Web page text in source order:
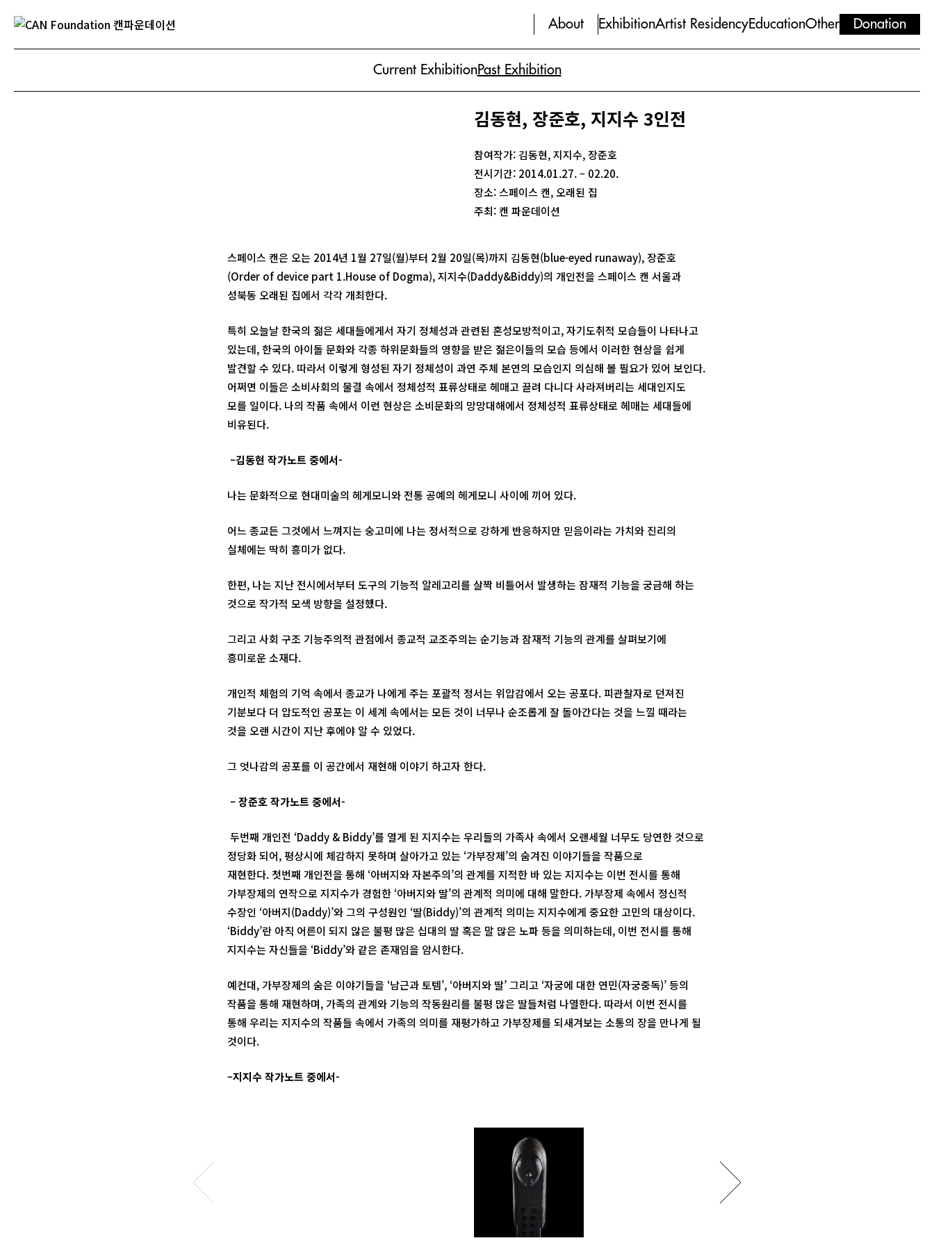
About ExhibitionArtist ResidencyEducationOther Donation
Current ExhibitionPast Exhibition
김동현, 장준호, 지지수 3인전
참여작가: 김동현, 지지수, 장준호
전시기간: 2014.01.27. – 02.20.
장소: 스페이스 캔, 오래된 집
주최: 캔 파운데이션
스페이스 캔은 오는 2014년 1월 27일(월)부터 2월 20일(목)까지 김동현(blue-eyed runaway), 장준호
(Order of device part 1.House of Dogma), 지지수(Daddy&Biddy)의 개인전을 스페이스 캔 서울과
성북동 오래된 집에서 각각 개최한다.
특히 오늘날 한국의 젊은 세대들에게서 자기 정체성과 관련된 혼성모방적이고, 자기도취적 모습들이 나타나고
있는데, 한국의 아이돌 문화와 각종 하위문화들의 영향을 받은 젊은이들의 모습 등에서 이러한 현상을 쉽게
발견할 수 있다. 따라서 이렇게 형성된 자기 정체성이 과연 주체 본연의 모습인지 의심해 볼 필요가 있어 보인다.
어쩌면 이들은 소비사회의 물결 속에서 정체성적 표류상태로 헤매고 끌려 다니다 사라져버리는 세대인지도
모를 일이다. 나의 작품 속에서 이런 현상은 소비문화의 망망대해에서 정체성적 표류상태로 헤매는 세대들에
비유된다.
–김동현 작가노트 중에서-
나는 문화적으로 현대미술의 헤게모니와 전통 공예의 헤게모니 사이에 끼어 있다.
어느 종교든 그것에서 느껴지는 숭고미에 나는 정서적으로 강하게 반응하지만 믿음이라는 가치와 진리의
실체에는 딱히 흥미가 없다.
한편, 나는 지난 전시에서부터 도구의 기능적 알레고리를 살짝 비틀어서 발생하는 잠재적 기능을 궁금해 하는
것으로 작가적 모색 방향을 설정했다.
그리고 사회 구조 기능주의적 관점에서 종교적 교조주의는 순기능과 잠재적 기능의 관계를 살펴보기에
흥미로운 소재다.
개인적 체험의 기억 속에서 종교가 나에게 주는 포괄적 정서는 위압감에서 오는 공포다. 피관찰자로 던져진
기분보다 더 압도적인 공포는 이 세계 속에서는 모든 것이 너무나 순조롭게 잘 돌아간다는 것을 느낄 때라는
것을 오랜 시간이 지난 후에야 알 수 있었다.
그 엇나감의 공포를 이 공간에서 재현해 이야기 하고자 한다.
–장준호 작가노트 중에서-
두번째 개인전 ‘Daddy & Biddy’를 열게 된 지지수는 우리들의 가족사 속에서 오랜세월 너무도 당연한 것으로
정당화 되어, 평상시에 체감하지 못하며 살아가고 있는 ‘가부장제’의 숨겨진 이야기들을 작품으로
재현한다. 첫번째 개인전을 통해 ‘아버지와 자본주의’의 관계를 지적한 바 있는 지지수는 이번 전시를 통해
가부장제의 연작으로 지지수가 경험한 ‘아버지와 딸’의 관계적 의미에 대해 말한다. 가부장제 속에서 정신적
수장인 ‘아버지(Daddy)’와 그의 구성원인 ‘딸(Biddy)’의 관계적 의미는 지지수에게 중요한 고민의 대상이다.
‘Biddy’란 아직 어른이 되지 않은 불평 많은 십대의 딸 혹은 말 많은 노파 등을 의미하는데, 이번 전시를 통해
지지수는 자신들을 ‘Biddy’와 같은 존재임을 암시한다.
예컨대, 가부장제의 숨은 이야기들을 ‘남근과 토템’, ‘아버지와 딸’ 그리고 ‘자궁에 대한 연민(자궁중독)’ 등의
작품을 통해 재현하며, 가족의 관계와 기능의 작동원리를 불평 많은 딸들처럼 나열한다. 따라서 이번 전시를
통해 우리는 지지수의 작품들 속에서 가족의 의미를 재평가하고 가부장제를 되새겨보는 소통의 장을 만나게 될
것이다.
–지지수 작가노트 중에서-